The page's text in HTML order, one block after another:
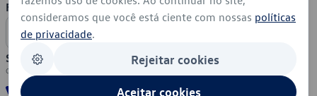
Formas de Pagamento
Segurança
consideramos que você está ciente com nossas políticas
de privacidade.
Rejeitar cookies
Aceitar cookies